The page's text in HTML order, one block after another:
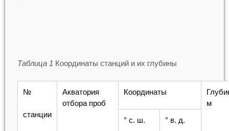
Таблица 1 Координаты станций и их глубины
№
станции
Акватория
отбора проб
Координаты
м
° с. ш.
° в. д.